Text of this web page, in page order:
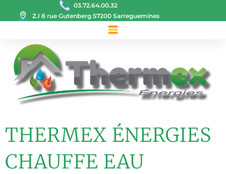
03.72.64.00.32
Z.I 8 rue Gutenberg 57200 Sarreguemines
THERMEX ÉNERGIES
CHAUFFE EAU